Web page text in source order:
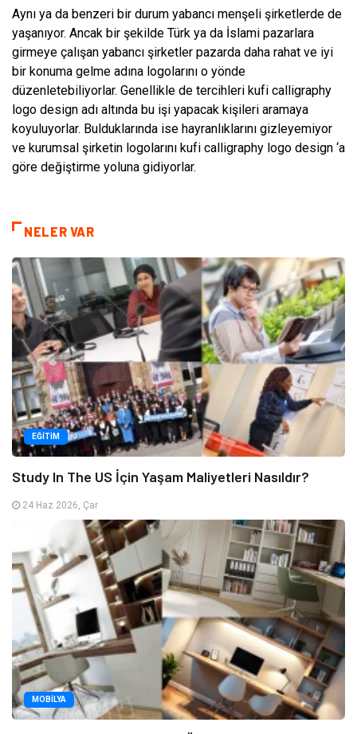
Aynı ya da benzeri bir durum yabancı menşeli şirketlerde de
yaşanıyor. Ancak bir şekilde Türk ya da İslami pazarlara
girmeye çalışan yabancı şirketler pazarda daha rahat ve iyi
bir konuma gelme adına logolarını o yönde
düzenletebiliyorlar. Genellikle de tercihleri kufi calligraphy
logo design adı altında bu işi yapacak kişileri aramaya
koyuluyorlar. Bulduklarında ise hayranlıklarını gizleyemiyor
ve kurumsal şirketin logolarını kufi calligraphy logo design ‘a
göre değiştirme yoluna gidiyorlar.
NELER VAR
EĞITIM
Study In The US İçin Yaşam Maliyetleri Nasıldır?
24 Haz 2026, Çar
MOBILYA